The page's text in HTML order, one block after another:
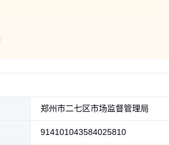
郑州市二七区市场监督管理局
914101043584025810